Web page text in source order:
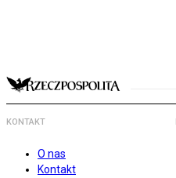
KONTAKT
O nas
Kontakt